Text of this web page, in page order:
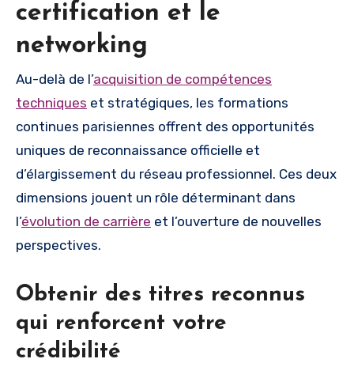
certification et le
networking
Au-delà de l’acquisition de compétences
techniques et stratégiques, les formations
continues parisiennes offrent des opportunités
uniques de reconnaissance officielle et
d’élargissement du réseau professionnel. Ces deux
dimensions jouent un rôle déterminant dans
l’évolution de carrière et l’ouverture de nouvelles
perspectives.
Obtenir des titres reconnus
qui renforcent votre
crédibilité